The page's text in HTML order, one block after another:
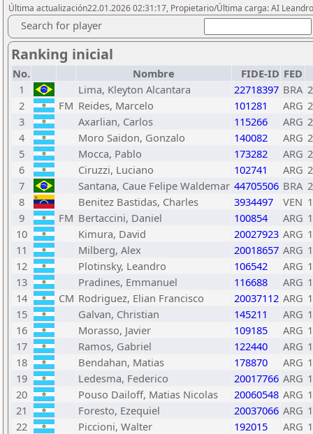
Última actualización22.01.2026 02:31:17, Propietario/Última carga: AI
Search for player
Ranking inicial
No. Nombre FIDE-ID FED
1
Lima, Kleyton Alcantara 22718397 BRA
2
FM Reides, Marcelo 101281 ARG
3
Axarlian, Carlos 115266 ARG
4
Moro Saidon, Gonzalo 140082 ARG
5
Mocca, Pablo 173282 ARG
6
Ciruzzi, Luciano 102741 ARG
7
Santana, Caue Felipe Waldemar 44705506 BRA
8
Benitez Bastidas, Charles 3934497 VEN
9
FM Bertaccini, Daniel 100854 ARG
10
Kimura, David 20027923 ARG
11
Milberg, Alex 20018657 ARG
12
Plotinsky, Leandro 106542 ARG
13
Pradines, Emmanuel 116688 ARG
14
CM Rodriguez, Elian Francisco 20037112 ARG
15
Galvan, Christian 145211 ARG
16
Morasso, Javier 109185 ARG
17
Ramos, Gabriel 122440 ARG
18
Bendahan, Matias 178870 ARG
19
Ledesma, Federico 20017766 ARG
20
Pouso Dailoff, Matias Nicolas 20060548 ARG
21
Foresto, Ezequiel 20037066 ARG
22
Piccioni, Walter 192015 ARG